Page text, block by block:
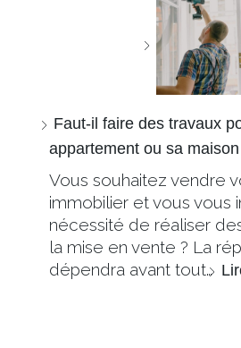
Faut-il faire des travaux
appartement ou sa
Vous souhaitez vendre
immobilier et vous vous
nécessité de réaliser
la mise en vente ? La
dépendra avant tout…